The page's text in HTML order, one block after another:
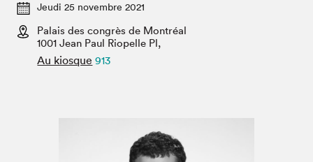
Espace médias
Espace exposant⋅e⋅s
Projets partenaires 2022
Archives
Jeudi 25 novembre 2021
Palais des congrès de Montréal
1001 Jean Paul Riopelle Pl,
Au kiosque 913